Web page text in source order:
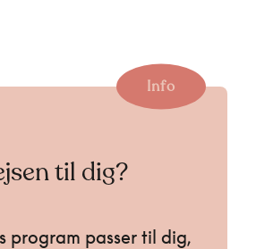
Info
til dig?
program passer til dig,